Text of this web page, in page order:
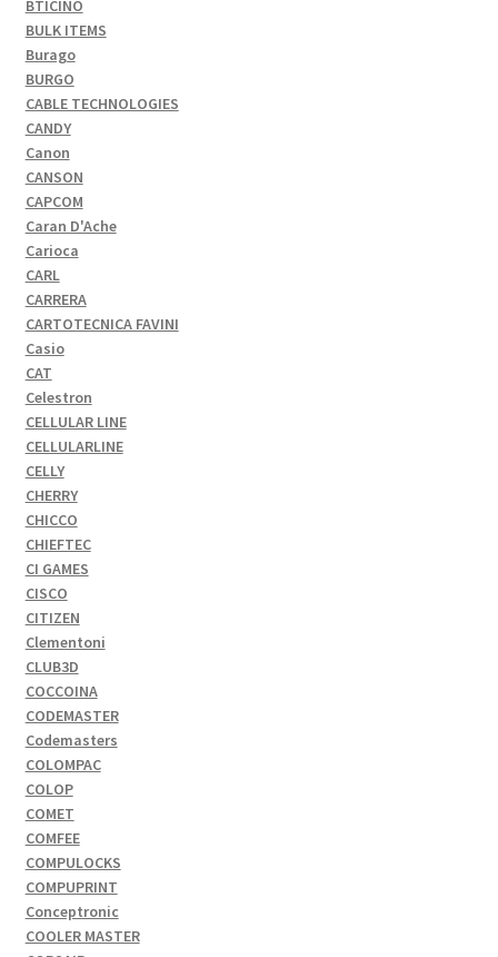
BTICINO
BULK ITEMS
Burago
BURGO
CABLE TECHNOLOGIES
CANDY
Canon
CANSON
CAPCOM
Caran D'Ache
Carioca
CARL
CARRERA
CARTOTECNICA FAVINI
Casio
CAT
Celestron
CELLULAR LINE
CELLULARLINE
CELLY
CHERRY
CHICCO
CHIEFTEC
CI GAMES
CISCO
CITIZEN
Clementoni
CLUB3D
COCCOINA
CODEMASTER
Codemasters
COLOMPAC
COLOP
COMET
COMFEE
COMPULOCKS
COMPUPRINT
Conceptronic
COOLER MASTER